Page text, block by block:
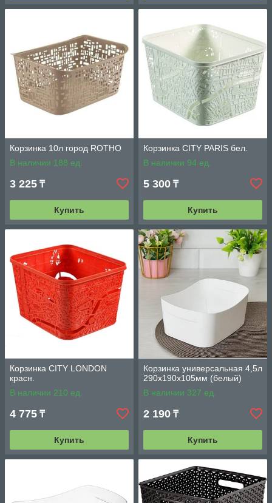
Корзинка 10л город ROTHO
В наличии 188 ед.
3 225 ₸
Купить
Корзинка CITY PARIS бел.
В наличии 94 ед.
5 300 ₸
Купить
Корзинка CITY LONDON
красн.
В наличии 210 ед.
4 775 ₸
Купить
Корзинка универсальная 4,5л
290х190х105мм (белый)
В наличии 327 ед.
2 190 ₸
Купить